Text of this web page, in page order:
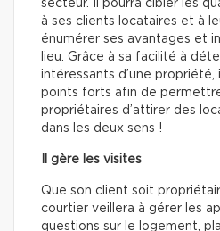
secteur. Il pourra cibler les
à ses clients locataires et à
énumérer ses avantages et
lieu. Grâce à sa facilité à
intéressants d’une propriété,
points forts afin de
propriétaires d’attirer des
dans les deux sens !
Il gère les visites
Que son client soit
courtier veillera à gérer les
questions sur le logement,